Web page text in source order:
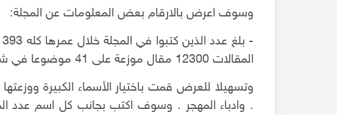
وسوف اعرض بالارقام بعض المعلومات عن المجلة:
-
المقالات 12300 مقال موزعة على 41 موضوعا في شتى قضايا المعرفة .
وتسهيلا للعرض قمت باختيار الأسماء الكبيرة
. وادباء المهجر . وسوف اكتب بجانب كل اسم عدد
وجدتُ بنان العامريَة أحمرا - قصيدة بصوت المنشد عبد القادر